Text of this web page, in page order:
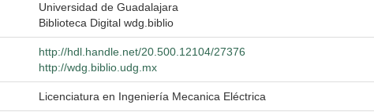
Universidad de Guadalajara
Biblioteca Digital wdg.biblio
http://hdl.handle.net/20.500.12104/27376
http://wdg.biblio.udg.mx
Licenciatura en Ingeniería Mecanica Eléctrica